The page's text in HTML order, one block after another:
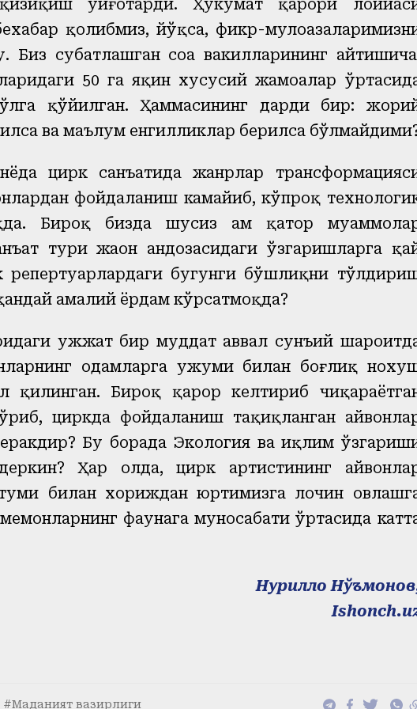
уйғотарди. Ҳукумат қарори
қолибмиз, йўқса, фикр-
суҳбатлашган соҳа вакилларининг
50 га яқин хусусий жамоалар
қўйилган. Ҳаммасининг дарди бир:
ва маълум енгилликлар берилса
цирк санъатида жанрлар
фойдаланиш камайиб, кўпроқ
Бироқ бизда шусиз ҳам қатор
тури жаҳон андозасидаги ўзгаришларга
репертуарлардаги бугунги бўшлиқни
амалий ёрдам кўрсатмоқда?
ҳужжат бир муддат аввал сунъий
одамларга ҳужуми билан боғлиқ
қилинган. Бироқ қарор келтириб
циркда фойдаланиш тақиқланган
Бу борада Экология ва иқлим
Ҳар ҳолда, цирк артистининг
билан хориждан юртимизга лочин
фаунага муносабати ўртасида
Нурилло
#Маданият вазирлиги